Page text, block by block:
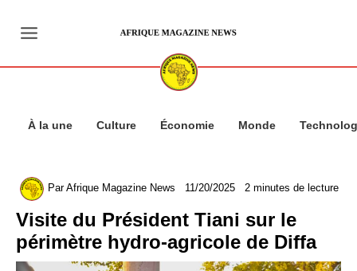
contenu
À la une Culture Économie Monde
ParAfrique Magazine News 11/20/2025 2 minutes de lecture
Visite du Président Tiani sur le
périmètre hydro-agricole de Diffa